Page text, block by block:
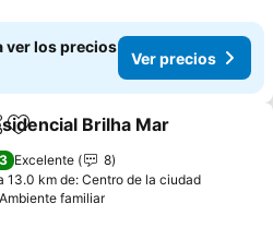
ver los precios
Ver precios
Añadir a favoritos
Brilha Mar
Excelente
8
13.0 km de: Centro de la ciudad
Ambiente familiar